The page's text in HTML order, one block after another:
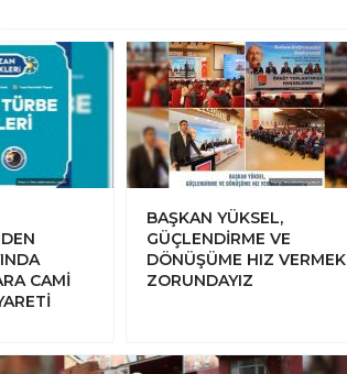
CAMİ
BAŞKAN YÜKSEL,
GÜÇLENDİRME VE
DÖNÜŞÜME HIZ VERMEK
ZORUNDAYIZ